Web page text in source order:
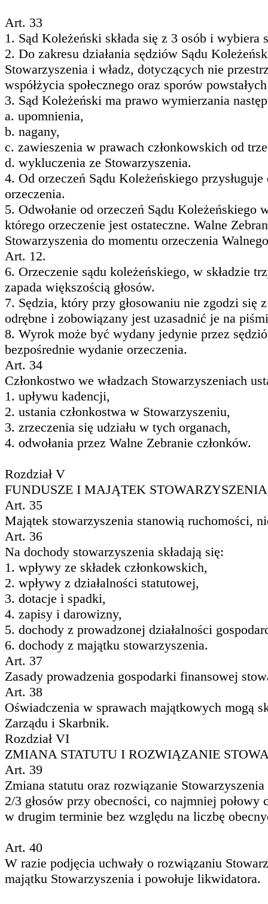
Art. 33
1. Sąd Koleżeński składa się z 3 osób i wybiera
2. Do zakresu działania sędziów Sądu
Stowarzyszenia i władz, dotyczących nie
współżycia społecznego oraz sporów
3. Sąd Koleżeński ma prawo wymierzania
a. upomnienia,
b. nagany,
c. zawieszenia w prawach członkowskich od
d. wykluczenia ze Stowarzyszenia.
4. Od orzeczeń Sądu Koleżeńskiego
orzeczenia.
5. Odwołanie od orzeczeń Sądu
którego orzeczenie jest ostateczne. Walne
Stowarzyszenia do momentu orzeczenia
Art. 12.
6. Orzeczenie sądu koleżeńskiego, w składzie
zapada większością głosów.
7. Sędzia, który przy głosowaniu nie zgodzi się
odrębne i zobowiązany jest uzasadnić je na
8. Wyrok może być wydany jedynie przez
bezpośrednie wydanie orzeczenia.
Art. 34
Członkostwo we władzach Stowarzyszeniach
1. upływu kadencji,
2. ustania członkostwa w Stowarzyszeniu,
3. zrzeczenia się udziału w tych organach,
4. odwołania przez Walne Zebranie członków.
Rozdział V
FUNDUSZE I MAJĄTEK STOWARZYSZENIA
Art. 35
Majątek stowarzyszenia stanowią ruchomości,
Art. 36
Na dochody stowarzyszenia składają się:
1. wpływy ze składek członkowskich,
2. wpływy z działalności statutowej,
3. dotacje i spadki,
4. zapisy i darowizny,
5. dochody z prowadzonej działalności
6. dochody z majątku stowarzyszenia.
Art. 37
Zasady prowadzenia gospodarki finansowej
Art. 38
Oświadczenia w sprawach majątkowych mogą
Zarządu i Skarbnik.
Rozdział VI
ZMIANA STATUTU I ROZWIĄZANIE
Art. 39
Zmiana statutu oraz rozwiązanie
2/3 głosów przy obecności, co najmniej
w drugim terminie bez względu na liczbę
Art. 40
W razie podjęcia uchwały o rozwiązaniu
majątku Stowarzyszenia i powołuje likwidatora.